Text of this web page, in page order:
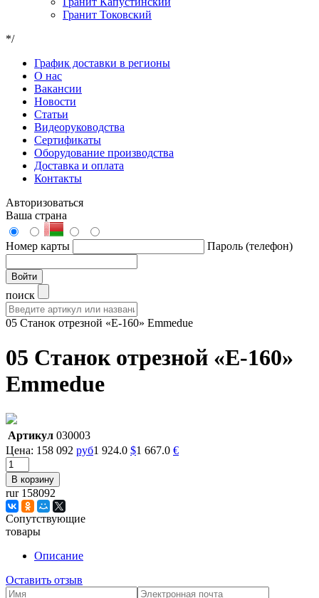
Гранит Токовский
*/
График доставки в регионы
О нас
Вакансии
Новости
Статьи
Видеоруководства
Сертификаты
Оборудование производства
Доставка и оплата
Контакты
Авторизоваться
Ваша страна
Номер карты Пароль (телефон)
Войти
поиск
05 Станок отрезной «E-160» Emmedue
05 Станок отрезной «E-160»
Emmedue
Артикул 030003
Цена: 158 092 руб1 924.0 $1 667.0 €
rur 158092
Сопутствующие
товары
Описание
Оставить отзыв